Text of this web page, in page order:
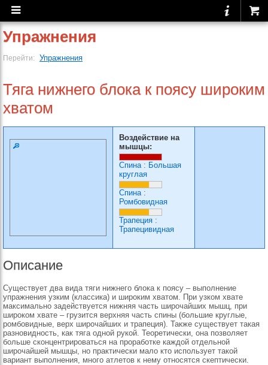
Упражнения
Перейти: Упражнения
Тяга нижнего блока к поясу широким
хватом
Воздействие на
мышцы:
Спина: Большая
круглая
Спина:
Ромбовидная
Трапеция :
Трапецивидная
Описание
Существует два вида тяги нижнего блока к поясу – выполнение
упражнения узким (классика) и широким хватом. При узком хвате
максимально задействуется нижняя часть широчайших мышц, при
широком хвате – грузится верхняя часть спины (большие круглые,
ромбовидные, верх широчайших и трапеция). Также существует такая
разновидность, как тяга одной рукой. Теоретически, она позволяет
больше сконцентрироваться на проработке каждой отдельной
широчайшей мышцы, но практически мало кто использует такой
вариант выполнения, много атлетов к нему относятся скептически.